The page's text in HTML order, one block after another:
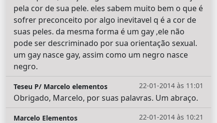
pela cor de sua pele. eles sabem muito bem o que é
sofrer preconceito por algo inevitavel q é a cor de
suas peles. da mesma forma é um gay ,ele não
pode ser descriminado por sua orientação sexual.
um gay nasce gay, assim como um negro nasce
negro.
22-01-2014 às 11:01
Teseu P/ Marcelo elementos
Obrigado, Marcelo, por suas palavras. Um abraço.
22-01-2014 às 10:21
Marcelo Elementos